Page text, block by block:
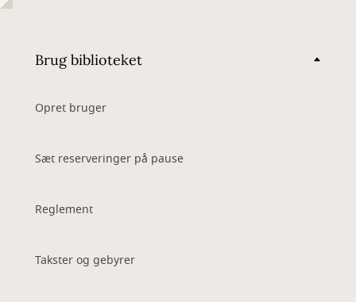
Brug biblioteket
Opret bruger
Sæt reserveringer på pause
Reglement
Takster og gebyrer